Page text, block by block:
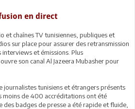
en direct
et chaînes TV tunisiennes, publiques et
sur place pour assurer des retransmission
et émissions. Plus
son canal Al Jazeera Mubasher pour
journalistes tunisiens et étrangers présents
moins de 400 accréditations ont été
des badges de presse a été rapide et fluide,